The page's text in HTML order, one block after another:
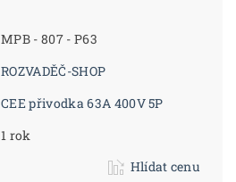
MPB - 807 - P63
ROZVADĚČ-SHOP
CEE přivodka 63A 400V 5P
1 rok
Hlídat cenu